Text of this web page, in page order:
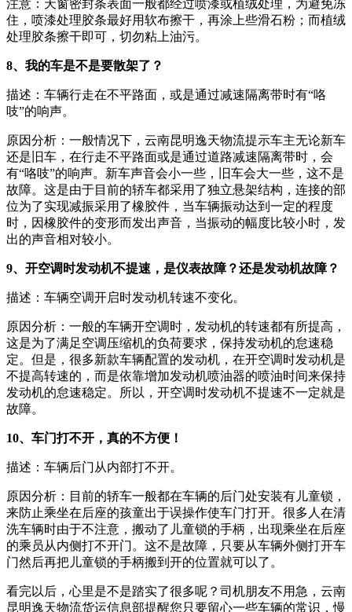
注意：天窗密封条表面一般都经过喷漆或植绒处理，为避免冻
住，喷漆处理胶条最好用软布擦干，再涂上些滑石粉；而植绒
处理胶条擦干即可，切勿粘上油污。
8、我的车是不是要散架了？
描述：车辆行走在不平路面，或是通过减速隔离带时有“咯
吱”的响声。
原因分析：一般情况下，云南昆明逸天物流提示车主无论新车
还是旧车，在行走不平路面或是通过道路减速隔离带时，会
有“咯吱”的响声。新车声音会小一些，旧车会大一些，这不是
故障。这是由于目前的轿车都采用了独立悬架结构，连接的部
位为了实现减振采用了橡胶件，当车辆振动达到一定的程度
时，因橡胶件的变形而发出声音，当振动的幅度比较小时，发
出的声音相对较小。
9、开空调时发动机不提速，是仪表故障？还是发动机故障？
描述：车辆空调开启时发动机转速不变化。
原因分析：一般的车辆开空调时，发动机的转速都有所提高，
这是为了满足空调压缩机的负荷要求，保持发动机的怠速稳
定。但是，很多新款车辆配置的发动机，在开空调时发动机是
不提高转速的，而是依靠增加发动机喷油器的喷油时间来保持
发动机的怠速稳定。所以，开空调时发动机不提速不一定就是
故障。
10、车门打不开，真的不方便！
描述：车辆后门从内部打不开。
原因分析：目前的轿车一般都在车辆的后门处安装有儿童锁，
来防止乘坐在后座的孩童出于误操作使车门打开。很多人在清
洗车辆时由于不注意，搬动了儿童锁的手柄，出现乘坐在后座
的乘员从内侧打不开门。这不是故障，只要从车辆外侧打开车
门然后再把儿童锁的手柄搬到开的位置就可以了。
看完以后，心里是不是踏实了很多呢？司机朋友不用急，云南
昆明逸天物流货运信息部提醒您只要留心一些车辆的常识，慢